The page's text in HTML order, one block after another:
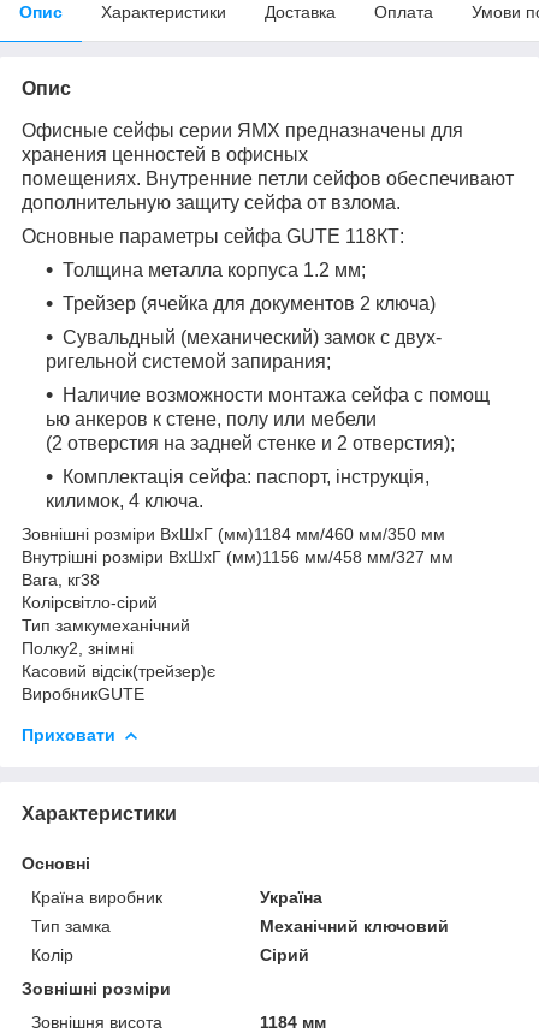
Опис Характеристики Доставка Оплата Умови
Опис
Офисные сейфы серии ЯМХ предназначены для
хранения ценностей в офисных
помещениях. Внутренние петли сейфов обеспечивают
дополнительную защиту сейфа от взлома.
Основные параметры сейфа GUTE 118КТ:
Толщина металла корпуса 1.2 мм;
Трейзер (ячейка для документов 2 ключа)
Сувальдный (механический) замок с двух-
ригельной системой запирания;
Наличие возможности монтажа сейфа с помощ
ью анкеров к стене, полу или мебели
(2 отверстия на задней стенке и 2 отверстия);
Комплектація сейфа: паспорт, інструкція,
килимок, 4 ключа.
Зовнішні розміри ВхШхГ (мм)1184 мм/460 мм/350 мм
Внутрішні розміри ВхШхГ (мм)1156 мм/458 мм/327 мм
Вага, кг38
Колірсвітло-сірий
Тип замкумеханічний
Полку2, знімні
Касовий відсік(трейзер)є
ВиробникGUTE
Приховати
Характеристики
Основні
Країна виробник
Україна
Тип замка
Механічний ключовий
Колір
Сірий
Зовнішні розміри
Зовнішня висота
1184 мм